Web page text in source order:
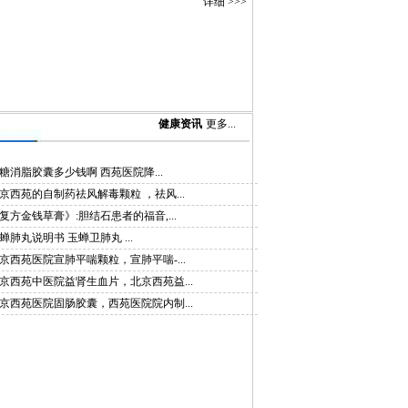
健康资讯 更多...
消脂胶囊多少钱啊 西苑医院降...
西苑的自制药祛风解毒颗粒 ，祛风...
复方金钱草膏》:胆结石患者的福音,...
肺丸说明书 玉蝉卫肺丸 ...
西苑医院宣肺平喘颗粒，宣肺平喘-...
西苑中医院益肾生血片，北京西苑益...
西苑医院固肠胶囊，西苑医院院内制...